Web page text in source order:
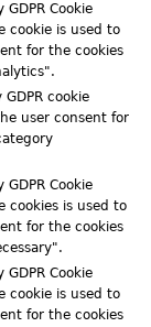
Cookie
cookie is used to
for the cookies
cookie
user consent for
Cookie
cookies is used to
for the cookies
Cookie
cookie is used to
for the cookies